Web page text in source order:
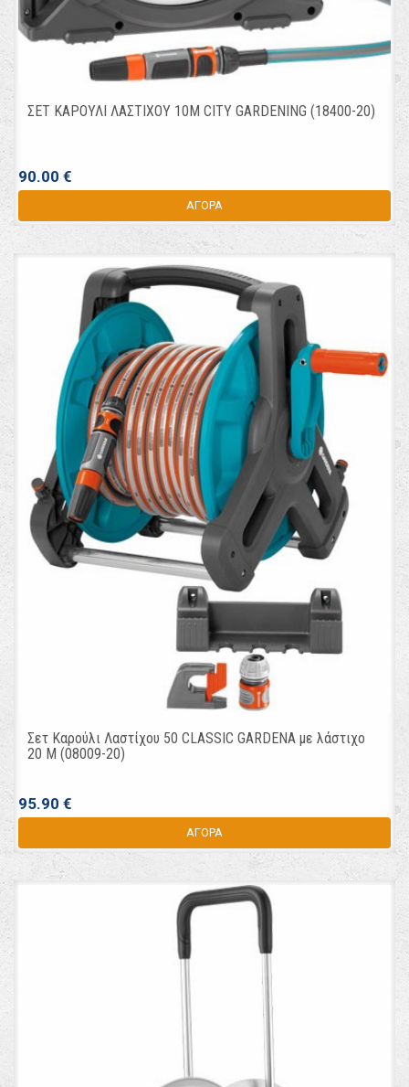
ΣΕΤ ΚΑΡΟΥΛΙ ΛΑΣΤΙΧΟΥ 10Μ CITY GARDENING (18400-20)
90.00 €
ΑΓΟΡΑ
Σετ Καρούλι Λαστίχου 50 CLASSIC GARDENA με λάστιχο
20 M (08009-20)
95.90 €
ΑΓΟΡΑ